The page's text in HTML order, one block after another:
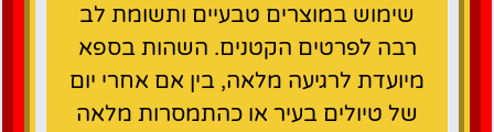
שימוש במוצרים טבעיים ותשומת לב
רבה לפרטים הקטנים. השהות בספא
מיועדת לרגיעה מלאה, בין אם אחרי יום
של טיולים בעיר או כהתמסרות מלאה